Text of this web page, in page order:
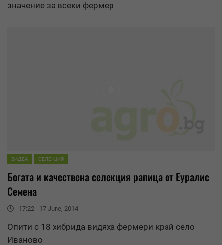
значение за всеки фермер
ВИДЕА СЕЛЕКЦИЯ
Богата и качествена селекция рапица от Еуралис
Семена
17:22 - 17 June, 2014
Опити с 18 хибрида видяха фермери край село
Иваново